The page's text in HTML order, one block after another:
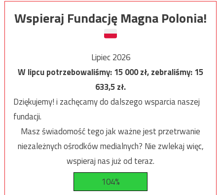
Wspieraj Fundację Magna Polonia!
Lipiec 2026
W lipcu potrzebowaliśmy:15 000zł, zebraliśmy:15
633,5zł.
Dziękujemy! i zachęcamy do dalszego wsparcia naszej
fundacji.
Masz świadomość tego jak ważne jest przetrwanie
niezależnych ośrodków medialnych? Nie zwlekaj więc,
wspieraj nas już od teraz.
104%